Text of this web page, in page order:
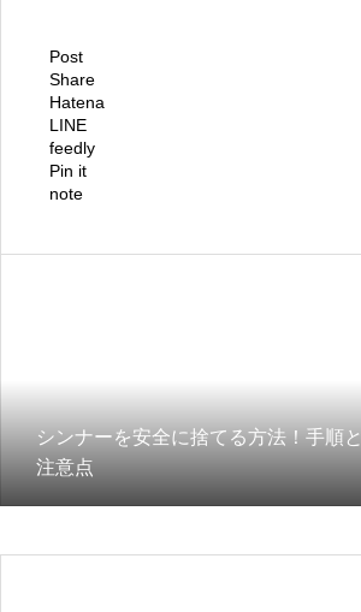
Post
Share
Hatena
LINE
feedly
Pin it
note
シンナーを安全に捨てる方法！手順と
注意点